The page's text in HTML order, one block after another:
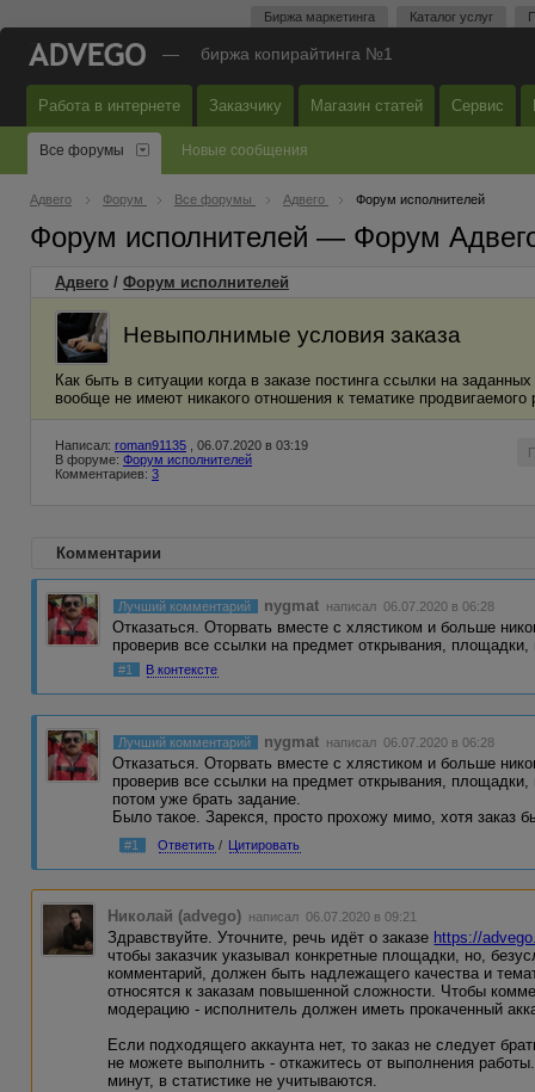
Биржа маркетинга Каталог услуг
— биржа копирайтинга №1
Работа в интернете Заказчику Магазин статей Сервис
Все форумы Новые сообщения
Адвего Форум Все форумы Адвего Форум исполнителей
Форум исполнителей — Форум
Адвего / Форум исполнителей
Невыполнимые условия заказа
Как быть в ситуации когда в заказе постинга ссылки на
вообще не имеют никакого отношения к тематике
Написал: roman91135 , 06.07.2020 в 03:19
В форуме: Форум исполнителей
Комментариев: 3
Комментарии
Лучший комментарий nygmat написал 06.07.2020 в 06:28
Отказаться. Оторвать вместе с хлястиком и больше
проверив все ссылки на предмет открывания,
#1 В контексте
Лучший комментарий nygmat написал 06.07.2020 в 06:28
Отказаться. Оторвать вместе с хлястиком и больше
проверив все ссылки на предмет открывания,
потом уже брать задание.
Было такое. Зарекся, просто прохожу мимо, хотя заказ
#1 Ответить / Цитировать
Николай (advego) написал 06.07.2020 в 09:21
Здравствуйте. Уточните, речь идёт о заказе https://
чтобы заказчик указывал конкретные площадки, но,
комментарий, должен быть надлежащего качества и
относятся к заказам повышенной сложности. Чтобы
модерацию - исполнитель должен иметь прокаченный
Если подходящего аккаунта нет, то заказ не следует
не можете выполнить - откажитесь от выполнения
минут, в статистике не учитываются.